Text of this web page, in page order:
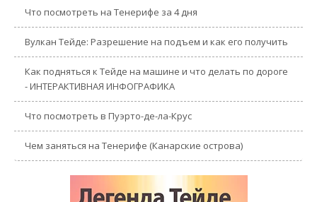
Что посмотреть на Тенерифе за 4 дня
Вулкан Тейде: Разрешение на подъем и как его получить
Как подняться к Тейде на машине и что делать по дороге
- ИНТЕРАКТИВНАЯ ИНФОГРАФИКА
Что посмотреть в Пуэрто-де-ла-Крус
Чем заняться на Тенерифе (Канарские острова)